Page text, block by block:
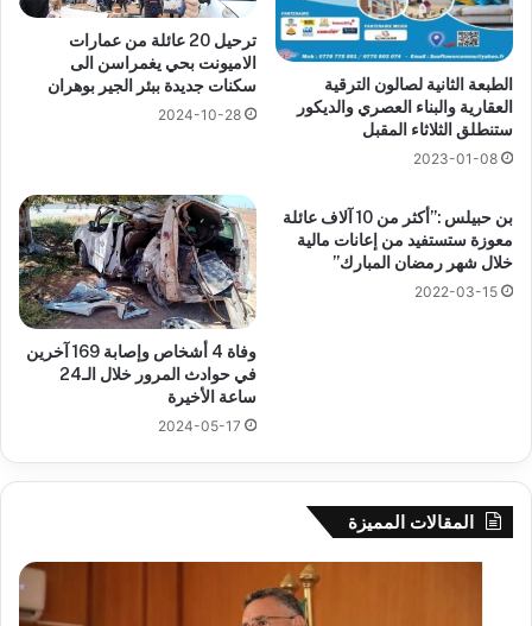
الطبعة الثانية لصالون الترقية
العقارية والبناء العصري والديكور
ستنطلق الثلاثاء المقبل
2023-01-08
ترحيل 20 عائلة من عمارات
الاميونت بحي يغمراسن الى
سكنات جديدة ببئر الجير بوهران
2024-10-28
بن حبيلس :”أكثر من 10 آلاف عائلة
معوزة ستستفيد من إعانات مالية
خلال شهر رمضان المبارك”
2022-03-15
وفاة 4 أشخاص وإصابة 169 آخرين
في حوادث المرور خلال الـ24
ساعة الأخيرة
2024-05-17
المقالات المميزة